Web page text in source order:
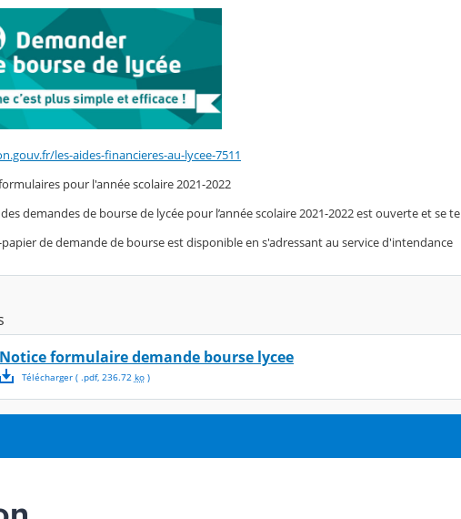
les-aides-financieres-au-lycee-7511
pour l'année scolaire 2021-2022
demandes de bourse de lycée pour l’année scolaire 2021-2022 est ouverte et se
de demande de bourse est disponible en s'adressant au service d'intendance
Notice formulaire demande bourse lycee
Télécharger( .pdf, 236.72 ko)